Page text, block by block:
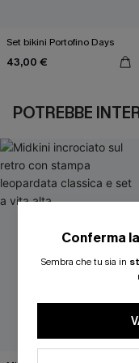
Set bikini Portofino Days
43,00 €
POTREBBE
Conferma
Sembra che tu sia in